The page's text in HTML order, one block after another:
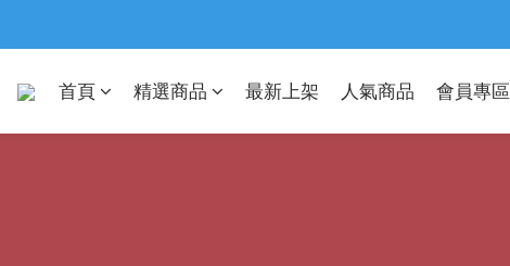
首頁 精選商品 最新上架 人氣商品 會員專區